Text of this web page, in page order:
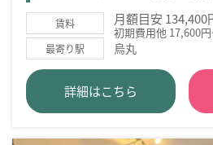
賃料 月額目安 134,400
初期費用他 17,600
最寄り駅 烏丸
詳細はこちら